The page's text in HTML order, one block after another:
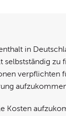
in
zu
verpflichten
Kosten